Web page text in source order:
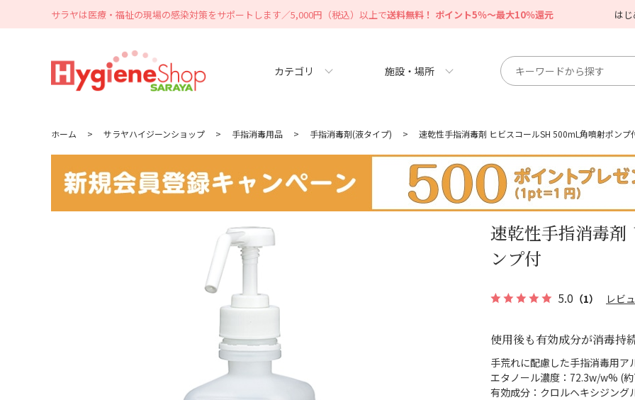
サラヤは医療・福祉の現場の感染対策をサポートします／5,000円（税込）以上で送料無料！ ポイント5％～最大10％還元 は
カテゴリ 施設・場所
ホーム > サラヤハイジーンショップ > 手指消毒用品 > 手指消毒剤(液タイプ) > 速乾性手指消毒剤 ヒビスコールSH 500mL角噴射ポンプ
速乾性手指消毒
ンプ付
5.0 （1） レビ
使用後も有効成分が消毒持
手荒れに配慮した手指消毒用ア
エタノール濃度：72.3w/w% (
有効成分：クロルヘキシジン